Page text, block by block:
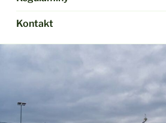
Kontakt